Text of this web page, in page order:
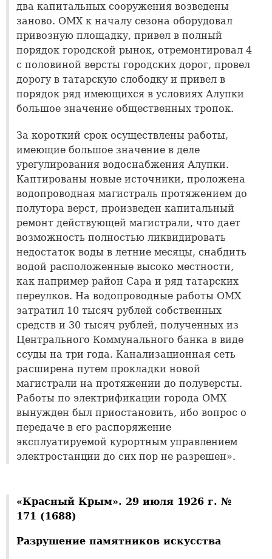
два капитальных сооружения возведены
заново. ОМХ к началу сезона оборудовал
привозную площадку, привел в полный
порядок городской рынок, отремонтировал 4
с половиной версты городских дорог, провел
дорогу в татарскую слободку и привел в
порядок ряд имеющихся в условиях Алупки
большое значение общественных тропок.
За короткий срок осуществлены работы,
имеющие большое значение в деле
урегулирования водоснабжения Алупки.
Каптированы новые источники, проложена
водопроводная магистраль протяжением до
полутора верст, произведен капитальный
ремонт действующей магистрали, что дает
возможность полностью ликвидировать
недостаток воды в летние месяцы, снабдить
водой расположенные высоко местности,
как например район Сара и ряд татарских
переулков. На водопроводные работы ОМХ
затратил 10 тысяч рублей собственных
средств и 30 тысяч рублей, полученных из
Центрального Коммунального банка в виде
ссуды на три года. Канализационная сеть
расширена путем прокладки новой
магистрали на протяжении до полуверсты.
Работы по электрификации города ОМХ
вынужден был приостановить, ибо вопрос о
передаче в его распоряжение
эксплуатируемой курортным управлением
электростанции до сих пор не разрешен».
«Красный Крым». 29 июля 1926 г. №
171 (1688)
Разрушение памятников искусства